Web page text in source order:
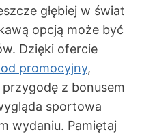
głębiej w świat
opcją może być
Dzięki ofercie
promocyjny,
z bonusem
sportowa
wydaniu. Pamiętaj